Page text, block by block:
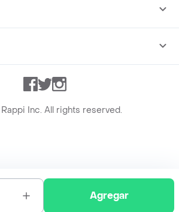
Agregar
Facebook
TwitterInstagram
Rappi Inc. All rights reserved.